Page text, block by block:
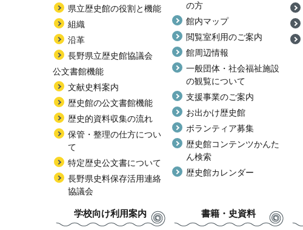
県立歴史館の役割と機能
組織
沿革
長野県立歴史館協議会
公文書館機能
文献史料案内
歴史館の公文書館機能
歴史的資料収集の流れ
保管・整理の仕方につい
て
特定歴史公文書について
長野県史料保存活用連絡
協議会
の方
館内マップ
閲覧室利用のご案内
館周辺情報
一般団体・社会福祉施設
の観覧について
支援事業のご案内
お出かけ歴史館
ボランティア募集
歴史館コンテンツかんた
ん検索
歴史館カレンダー
学校向け利用案内 書籍・史資料